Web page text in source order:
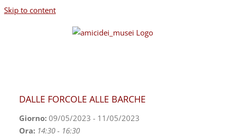
Skip to content
DALLE FORCOLE ALLE BARCHE
Giorno: 09/05/2023 - 11/05/2023
Ora: 14:30 - 16:30